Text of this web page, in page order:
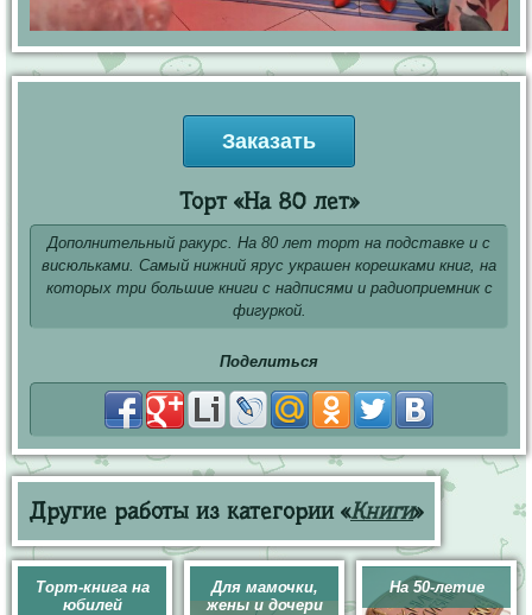
Заказать
Торт «На 80 лет»
Дополнительный ракурс. На 80 лет торт на подставке и с
висюльками. Самый нижний ярус украшен корешками книг, на
которых три большие книги с надписями и радиоприемник с
фигуркой.
Поделиться
Другие работы из категории «Книги»
Торт-книга на
юбилей
Для мамочки,
жены и дочери
На 50-летие